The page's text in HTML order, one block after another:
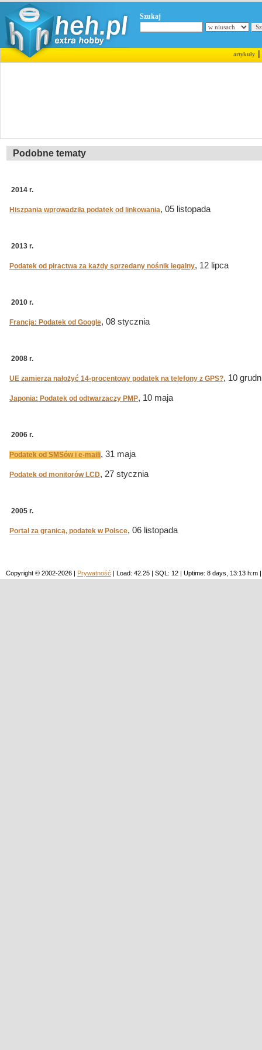
Szukaj
artykuły|
Podobne tematy
2014 r.
Hiszpania wprowadziła podatek od linkowania, 05 listopada
2013 r.
Podatek od piractwa za każdy sprzedany nośnik legalny, 12 lipca
2010 r.
Francja: Podatek od Google, 08 stycznia
2008 r.
UE zamierza nałożyć 14-procentowy podatek na telefony z GPS?, 10
Japonia: Podatek od odtwarzaczy PMP, 10 maja
2006 r.
Podatek od SMSów i e-maili, 31 maja
Podatek od monitorów LCD, 27 stycznia
2005 r.
Portal za granicą, podatek w Polsce, 06 listopada
Copyright © 2002-2026 | Prywatność | Load: 42.25 | SQL: 12 | Uptime: 8 days, 13:13